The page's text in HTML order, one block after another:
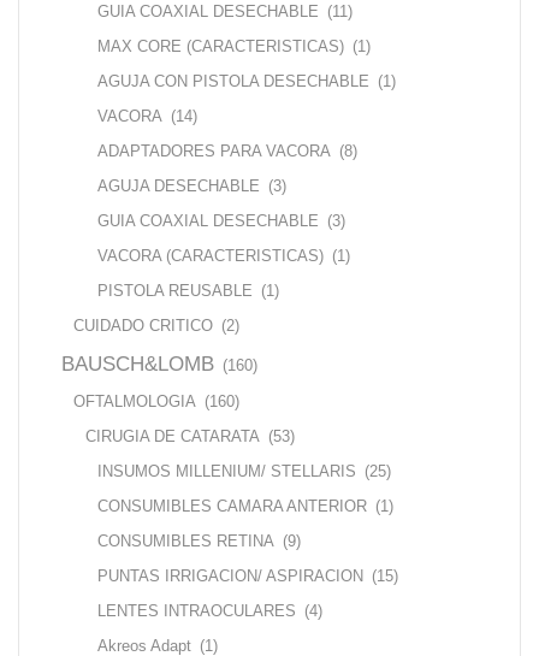
GUIA COAXIAL DESECHABLE (11)
MAX CORE (CARACTERISTICAS) (1)
AGUJA CON PISTOLA DESECHABLE (1)
VACORA (14)
ADAPTADORES PARA VACORA (8)
AGUJA DESECHABLE (3)
GUIA COAXIAL DESECHABLE (3)
VACORA (CARACTERISTICAS) (1)
PISTOLA REUSABLE (1)
CUIDADO CRITICO (2)
BAUSCH&LOMB (160)
OFTALMOLOGIA (160)
CIRUGIA DE CATARATA (53)
INSUMOS MILLENIUM/ STELLARIS (25)
CONSUMIBLES CAMARA ANTERIOR (1)
CONSUMIBLES RETINA (9)
PUNTAS IRRIGACION/ ASPIRACION (15)
LENTES INTRAOCULARES (4)
Akreos Adapt (1)